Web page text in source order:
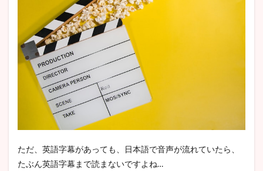
ただ、英語字幕があっても、日本語で音声が流れていたら、
たぶん英語字幕まで読まないですよね…